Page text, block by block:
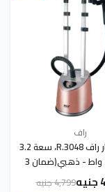
راف
مكواة بخار راف R.3048، سعة 3.2
لتر، 2000 واط - ذهبي(ضمان 3
سنوات)4,799 جنيه